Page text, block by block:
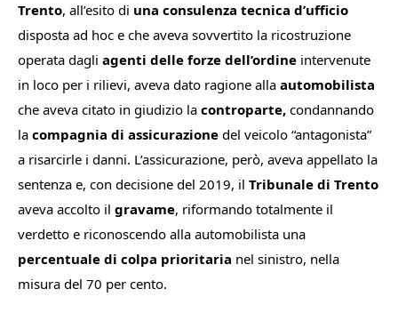
Trento, all’esito di una consulenza tecnica d’ufficio
disposta ad hoc e che aveva sovvertito la ricostruzione
operata dagli agenti delle forze dell’ordine intervenute
in loco per i rilievi, aveva dato ragione alla automobilista
che aveva citato in giudizio la controparte, condannando
la compagnia di assicurazione del veicolo “antagonista”
a risarcirle i danni. L’assicurazione, però, aveva appellato la
sentenza e, con decisione del 2019, il Tribunale di Trento
aveva accolto il gravame, riformando totalmente il
verdetto e riconoscendo alla automobilista una
percentuale di colpa prioritaria nel sinistro, nella
misura del 70 per cento.